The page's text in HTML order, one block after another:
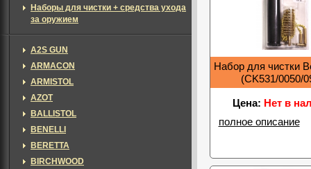
Набор для чистки
(CK531/0050/
Цена: Нет в
полное описание
Наборы для чистки + средства ухода
за оружием
A2S GUN
ARMACON
ARMISTOL
AZOT
BALLISTOL
BENELLI
BERETTA
BIRCHWOOD